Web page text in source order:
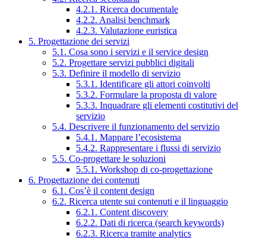
4.2.1. Ricerca documentale
4.2.2. Analisi benchmark
4.2.3. Valutazione euristica
5. Progettazione dei servizi
5.1. Cosa sono i servizi e il service design
5.2. Progettare servizi pubblici digitali
5.3. Definire il modello di servizio
5.3.1. Identificare gli attori coinvolti
5.3.2. Formulare la proposta di valore
5.3.3. Inquadrare gli elementi costitutivi del
servizio
5.4. Descrivere il funzionamento del servizio
5.4.1. Mappare l’ecosistema
5.4.2. Rappresentare i flussi di servizio
5.5. Co-progettare le soluzioni
5.5.1. Workshop di co-progettazione
6. Progettazione dei contenuti
6.1. Cos’è il content design
6.2. Ricerca utente sui contenuti e il linguaggio
6.2.1. Content discovery
6.2.2. Dati di ricerca (search keywords)
6.2.3. Ricerca tramite analytics